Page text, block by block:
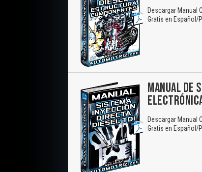
Descargar Manual
Gratis en Español/
MANUAL DE
Descargar Manual
Gratis en Español/